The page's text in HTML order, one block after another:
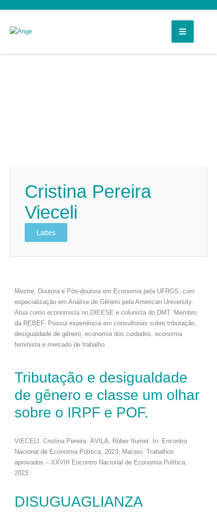
Cristina Pereira
Vieceli
Lattes
Mestre, Doutora e Pós-doutora em Economia pela UFRGS, com
especialização em Análise de Gênero pela American University.
Atua como economista no DIEESE e colunista do DMT. Membro
da REBEF. Possui experiência em consultorias sobre tributação,
desigualdade de gênero, economia dos cuidados, economia
feminista e mercado de trabalho.
Tributação e desigualdade
de gênero e classe um olhar
sobre o IRPF e POF.
VIECELI, Cristina Pereira. ÁVILA, Róber Iturriet. In: Encontro
Nacional de Economia Política, 2023, Maceio. Trabalhos
aprovados – XXVIII Encontro Nacional de Economia Política,
2023.
DISUGUAGLIANZA